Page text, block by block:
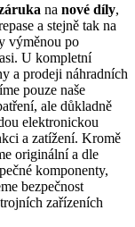
na nové díly,
a stejně tak na
výměnou po
U kompletní
a prodeji náhradních
pouze naše
ale důkladně
elektronickou
a zatížení. Kromě
originální a dle
komponenty,
bezpečnost
zařízeních